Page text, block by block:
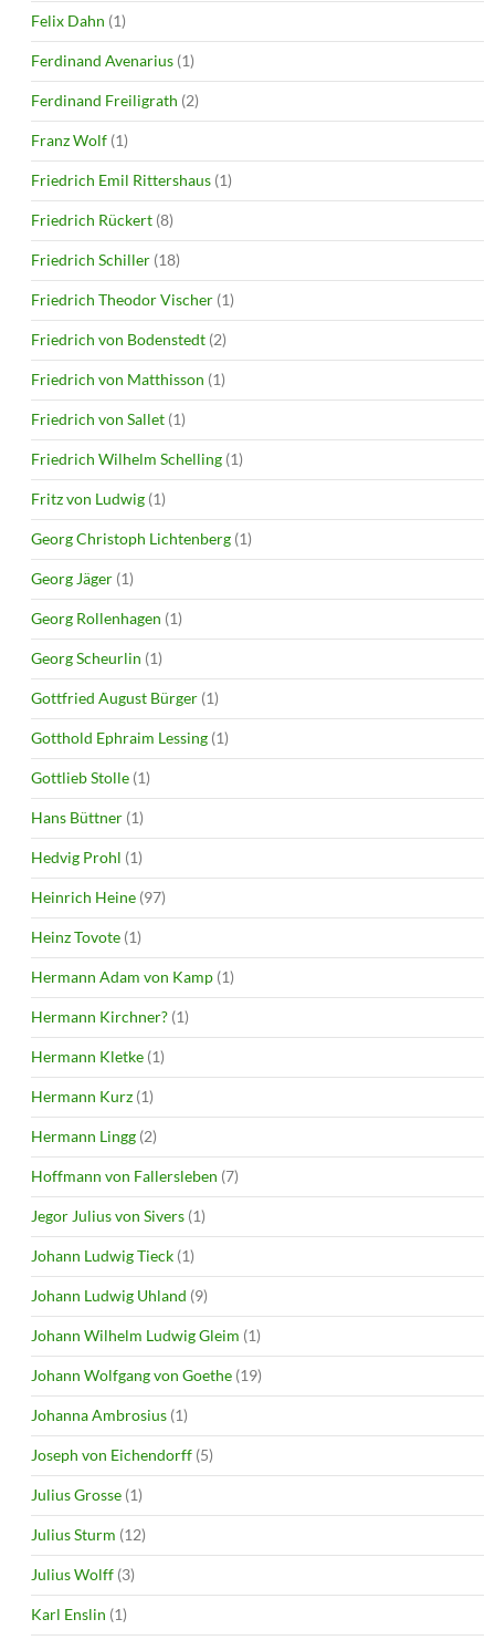
Felix Dahn (1)
Ferdinand Avenarius (1)
Ferdinand Freiligrath (2)
Franz Wolf (1)
Friedrich Emil Rittershaus (1)
Friedrich Rückert (8)
Friedrich Schiller (18)
Friedrich Theodor Vischer (1)
Friedrich von Bodenstedt (2)
Friedrich von Matthisson (1)
Friedrich von Sallet (1)
Friedrich Wilhelm Schelling (1)
Fritz von Ludwig (1)
Georg Christoph Lichtenberg (1)
Georg Jäger (1)
Georg Rollenhagen (1)
Georg Scheurlin (1)
Gottfried August Bürger (1)
Gotthold Ephraim Lessing (1)
Gottlieb Stolle (1)
Hans Büttner (1)
Hedvig Prohl (1)
Heinrich Heine (97)
Heinz Tovote (1)
Hermann Adam von Kamp (1)
Hermann Kirchner? (1)
Hermann Kletke (1)
Hermann Kurz (1)
Hermann Lingg (2)
Hoffmann von Fallersleben (7)
Jegor Julius von Sivers (1)
Johann Ludwig Tieck (1)
Johann Ludwig Uhland (9)
Johann Wilhelm Ludwig Gleim (1)
Johann Wolfgang von Goethe (19)
Johanna Ambrosius (1)
Joseph von Eichendorff (5)
Julius Grosse (1)
Julius Sturm (12)
Julius Wolff (3)
Karl Enslin (1)